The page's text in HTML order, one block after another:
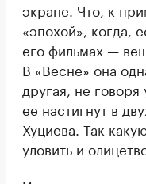
экране. Что, к
«эпохой», когда,
его фильмах —
В «Весне» она
другая, не
ее настигнут в
Хуциева. Так
уловить и